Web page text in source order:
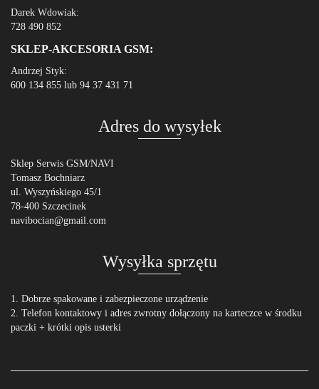
Darek Wdowiak:
728 490 852
SKLEP-AKCESORIA GSM:
Andrzej Styk:
600 134 855 lub 94 37 431 71
Adres do wysyłek
Sklep Serwis GSM/NAVI
Tomasz Bochniarz
ul. Wyszyńskiego 45/1
78-400 Szczecinek
navibocian@gmail.com
Wysyłka sprzętu
1. Dobrze spakowane i zabezpieczone urządzenie
2. Telefon kontaktowy i adres zwrotny dołączony na karteczce w środku
paczki + krótki opis usterki